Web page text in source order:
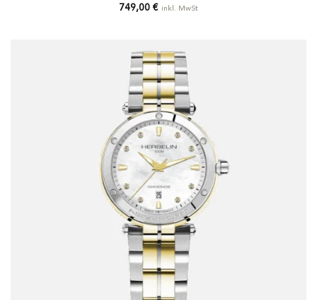
749,00 € inkl. MwSt